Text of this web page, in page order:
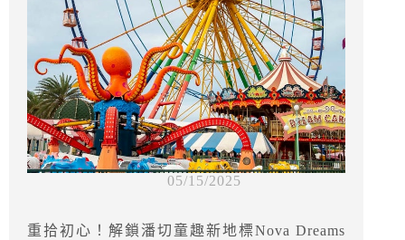
05/15/2025
重拾初心！解鎖潘切童趣新地標Nova Dreams